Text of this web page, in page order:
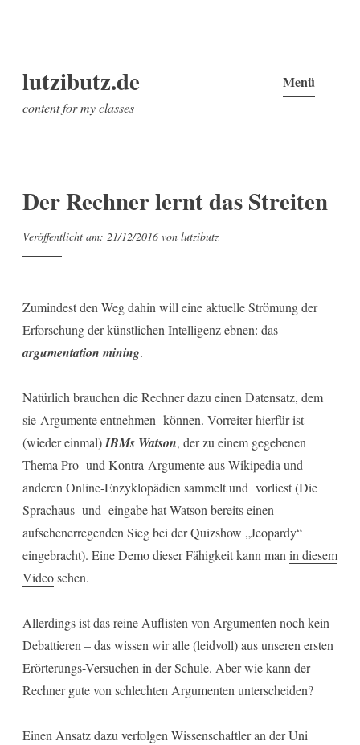
u
a
l
t
s
r
i
n
e
n
lutzibutz.de
content for my classes
Menü
Der Rechner lernt das Streiten
Veröffentlicht am: 21/12/2016 von lutzibutz
Zumindest den Weg dahin will eine aktuelle Strömung der
Erforschung der künstlichen Intelligenz ebnen: das
argumentation mining.
Natürlich brauchen die Rechner dazu einen Datensatz, dem
sie Argumente entnehmen können. Vorreiter hierfür ist
(wieder einmal)IBMs Watson, der zu einem gegebenen
Thema Pro- und Kontra-Argumente aus Wikipedia und
anderen Online-Enzyklopädien sammelt und vorliest (Die
Sprachaus- und -eingabe hat Watson bereits einen
aufsehenerregenden Sieg bei der Quizshow „Jeopardy“
eingebracht). Eine Demo dieser Fähigkeit kann man in diesem
Videosehen.
Allerdings ist das reine Auflisten von Argumenten noch kein
Debattieren – das wissen wir alle (leidvoll) aus unseren ersten
Erörterungs-Versuchen in der Schule. Aber wie kann der
Rechner gute von schlechten Argumenten unterscheiden?
Einen Ansatz dazu verfolgen Wissenschaftler an der Uni